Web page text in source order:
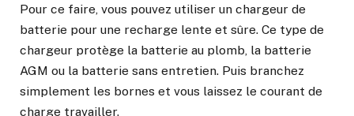
Pour ce faire, vous pouvez utiliser un chargeur de
batterie pour une recharge lente et sûre. Ce type de
chargeur protège la batterie au plomb, la batterie
AGM ou la batterie sans entretien. Puis branchez
simplement les bornes et vous laissez le courant de
charge travailler.